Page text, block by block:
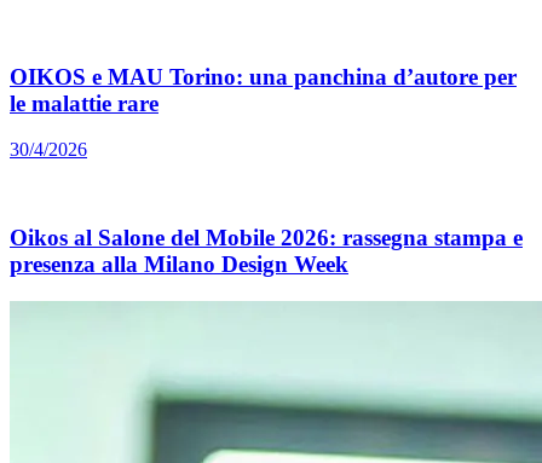
OIKOS e MAU Torino: una panchina d’autore per
le malattie rare
30/4/2026
Oikos al Salone del Mobile 2026: rassegna stampa e
presenza alla Milano Design Week